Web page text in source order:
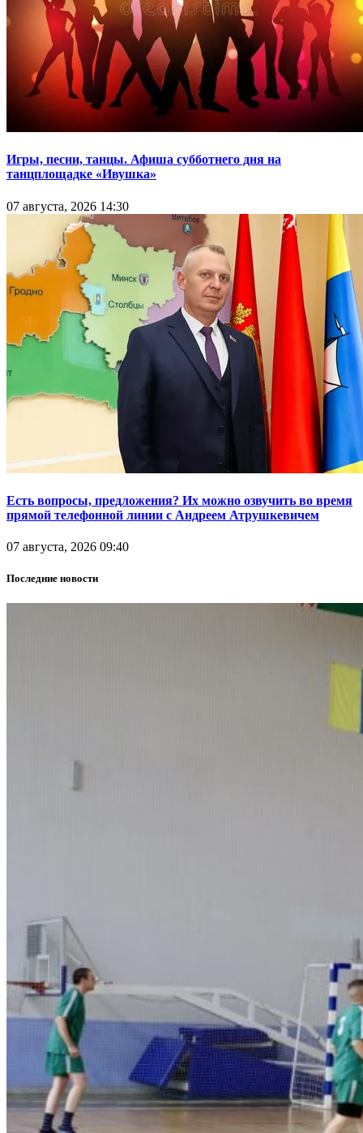
Игры, песни, танцы. Афиша субботнего дня на
танцплощадке «Ивушка»
07 августа, 2026 14:30
Есть вопросы, предложения? Их можно озвучить во время
прямой телефонной линии с Андреем Атрушкевичем
07 августа, 2026 09:40
Последние новости